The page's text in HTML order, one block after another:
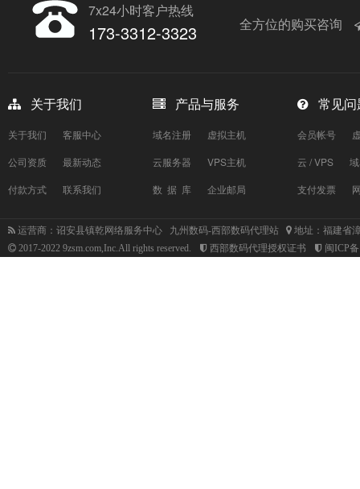
7x24小时客户热线
173-3312-3323 全方位的购买咨询
关于我们
关于我们
客服中心
公司资质
最新动态
付款方式
联系我们
产品与服务
域名注册
虚拟主机
云服务器
VPS主机
数 据 库
企业邮局
常见问
会员帐号
云 / VPS
支付发票
运营商：诏安县镇乾网络服务中心 九州数码-西部数码代理站
地址：福建省
2017-2022 9zsm.com,Inc.All rights reserved.
西部数码代理授权证书 闽ICP